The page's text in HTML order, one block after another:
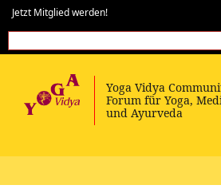
Jetzt Mitglied werden!